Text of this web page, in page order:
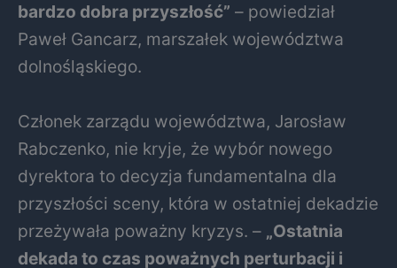
bardzo dobra przyszłość” – powiedział
Paweł Gancarz, marszałek województwa
dolnośląskiego.
Członek zarządu województwa, Jarosław
Rabczenko, nie kryje, że wybór nowego
dyrektora to decyzja fundamentalna dla
przyszłości sceny, która w ostatniej dekadzie
przeżywała poważny kryzys. – „Ostatnia
dekada to czas poważnych perturbacji i